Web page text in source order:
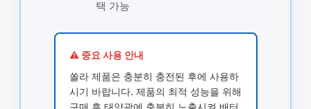
택 가능
⚠️ 중요 사용 안내
쏠라 제품은 충분히 충전된 후에 사용하
시기 바랍니다. 제품의 최적 성능을 위해